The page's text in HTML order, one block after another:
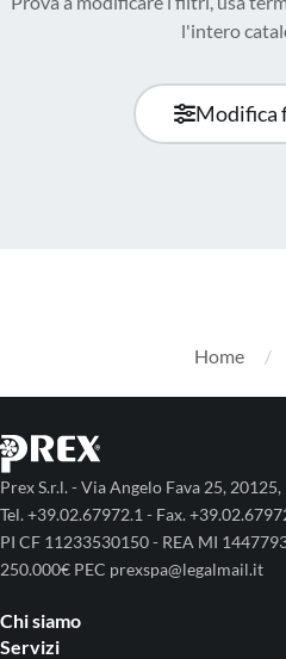
l'intero
Modifica
Home
Prex S.r.l. - Via Angelo Fava 25,
Tel. +39.02.67972.1 - Fax.
PI CF 11233530150 - REA MI
250.000€ PEC prexspa@legalmail.it
Chi siamo
Servizi